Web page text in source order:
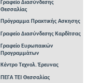
Γραφείο Διασύνδεσης
Θεσσαλίας
Πρόγραμμα Πρακτικής Ασκησης
Γραφείο Διασύνδεσης Καρδίτσας
Γραφείο Ευρωπαικών
Προγραμμάτων
Κέντρο Τεχνολ. Έρευνας
ΠΕΓΑ ΤΕΙ Θεσσαλίας